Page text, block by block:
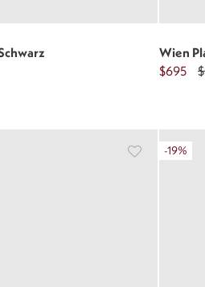
Wien
$695
-19%